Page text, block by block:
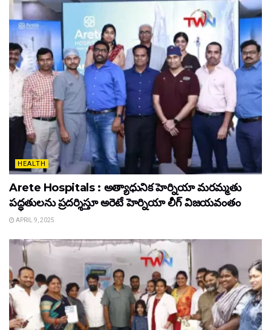
HEALTH
Arete Hospitals : అత్యాధునిక హెర్నియా మరమ్మతు
పద్ధతులను ప్రదర్శిస్తూ అరెటే హెర్నియా లీగ్ విజయవంతం
APRIL 9, 2025